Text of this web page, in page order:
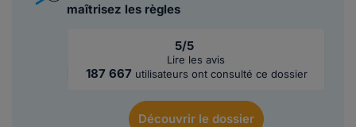
maîtrisez les règles
5/5
Lire les avis
187 667 utilisateurs ont consulté ce dossier
Découvrirle dossier